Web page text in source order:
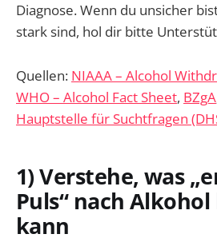
Diagnose. Wenn du unsicher
stark sind, hol dir bitte
Quellen: NIAAA – Alcohol
WHO – Alcohol Fact Sheet, BZgA
Hauptstelle für Suchtfragen
1) Verstehe, was
Puls“ nach
kann